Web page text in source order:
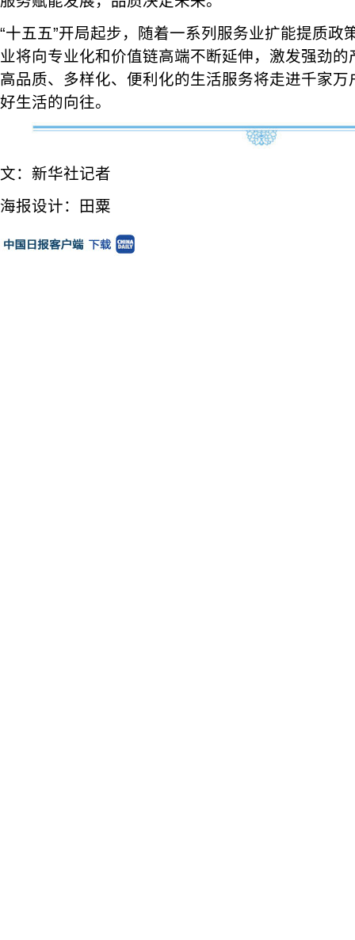
“十五五”开局起步，随着一系列服务业扩能提质政
业将向专业化和价值链高端不断延伸，激发强劲
高品质、多样化、便利化的生活服务将走进千家
好生活的向往。
文：新华社记者
海报设计：田粟